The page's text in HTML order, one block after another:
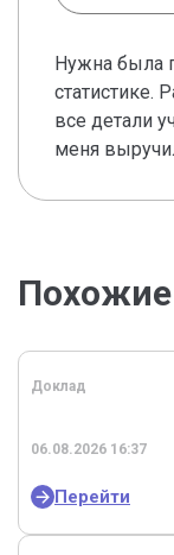
Нужна была
статистике.
все детали
меня
Доклад
06.08.2026 16:37
Перейти